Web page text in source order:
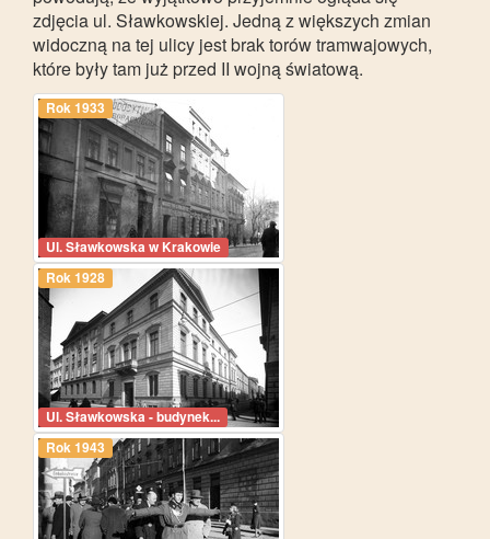
zdjęcia ul. Sławkowskiej. Jedną z większych zmian
widoczną na tej ulicy jest brak torów tramwajowych,
które były tam już przed II wojną światową.
Rok 1933
Ul. Sławkowska w Krakowie
Rok 1928
Ul. Sławkowska - budynek...
Rok 1943